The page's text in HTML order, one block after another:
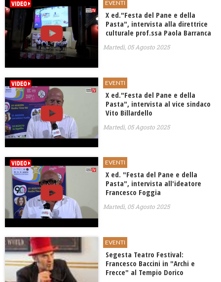
EVENTI
X ed."Festa del Pane e della
Pasta", intervista alla direttrice
culturale prof.ssa Paola Barranca
Martedì, 05 Agosto 2025
EVENTI
X ed."Festa del Pane e della
Pasta", intervista al vice sindaco
Vito Billardello
Martedì, 05 Agosto 2025
EVENTI
X ed. "Festa del Pane e della
Pasta", intervista all'ideatore
Francesco Foggia
Martedì, 05 Agosto 2025
EVENTI
Segesta Teatro Festival:
Francesco Baccini in "Archi e
Frecce" al Tempio Dorico